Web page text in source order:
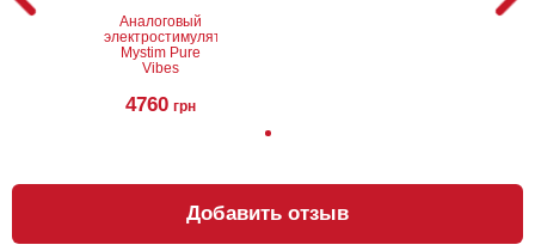
Зажимы для
сосков Fetish
Бондажный
набор Fetish
Аналоговый
электростимулятор
Mystim Pure
Vibes
4760 грн
Добавить отзыв